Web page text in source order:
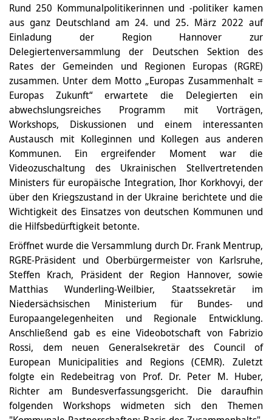
Rund 250 Kommunalpolitikerinnen und -politiker kamen
aus ganz Deutschland am 24. und 25. März 2022 auf
Einladung der Region Hannover zur
Delegiertenversammlung der Deutschen Sektion des
Rates der Gemeinden und Regionen Europas (RGRE)
zusammen. Unter dem Motto „Europas Zusammenhalt =
Europas Zukunft“ erwartete die Delegierten ein
abwechslungsreiches Programm mit Vorträgen,
Workshops, Diskussionen und einem interessanten
Austausch mit Kolleginnen und Kollegen aus anderen
Kommunen. Ein ergreifender Moment war die
Videozuschaltung des Ukrainischen Stellvertretenden
Ministers für europäische Integration, Ihor Korkhovyi, der
über den Kriegszustand in der Ukraine berichtete und die
Wichtigkeit des Einsatzes von deutschen Kommunen und
die Hilfsbedürftigkeit betonte.
Eröffnet wurde die Versammlung durch Dr. Frank Mentrup,
RGRE-Präsident und Oberbürgermeister von Karlsruhe,
Steffen Krach, Präsident der Region Hannover, sowie
Matthias Wunderling-Weilbier, Staatssekretär im
Niedersächsischen Ministerium für Bundes- und
Europaangelegenheiten und Regionale Entwicklung.
Anschließend gab es eine Videobotschaft von Fabrizio
Rossi, dem neuen Generalsekretär des Council of
European Municipalities and Regions (CEMR). Zuletzt
folgte ein Redebeitrag von Prof. Dr. Peter M. Huber,
Richter am Bundesverfassungsgericht. Die daraufhin
folgenden Workshops widmeten sich den Themen